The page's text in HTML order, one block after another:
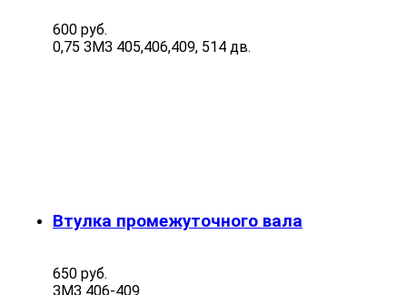
600 руб.
0,75 ЗМЗ 405,406,409, 514 дв.
Втулка промежуточного вала
650 руб.
ЗМЗ 406-409